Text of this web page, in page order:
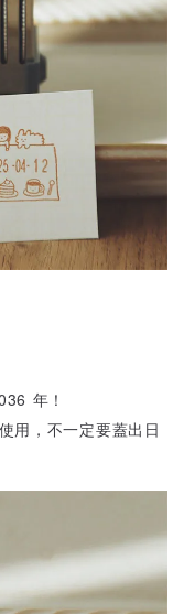
年！
用，不一定要蓋出日